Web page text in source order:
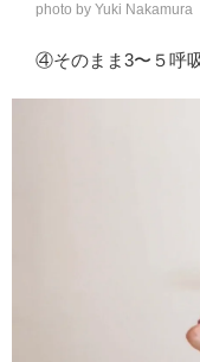
photo by Yuki Nakamura
④そのまま3〜５呼